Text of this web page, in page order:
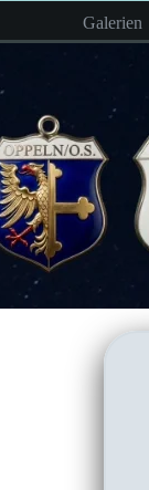
springen
Galerien